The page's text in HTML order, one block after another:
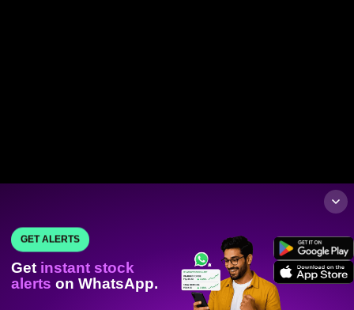
GET ALERTS
Get instant stock
alerts on WhatsApp.